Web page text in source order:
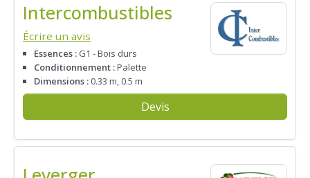
Intercombustibles
Écrire un avis
Essences : G1 - Bois durs
Conditionnement :Palette
Dimensions : 0.33 m, 0.5 m
Devis